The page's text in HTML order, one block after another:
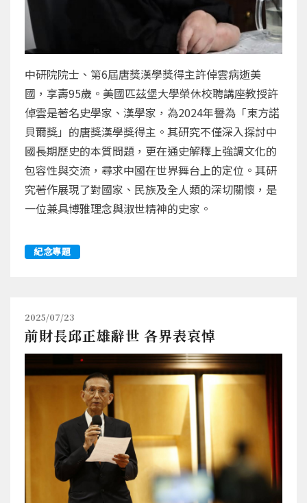
中研院院士、第6屆唐獎漢學獎得主許倬雲病逝美
國，享壽95歲。美國匹茲堡大學榮休校聘講座教授許
倬雲是著名史學家、漢學家，為2024年譽為「東方諾
貝爾獎」的唐獎漢學獎得主。其研究不僅深入探討中
國長期歷史的本質問題，更在通史解釋上強調文化的
包容性與交流，尋求中國在世界舞台上的定位。其研
究著作展現了對國家、民族及全人類的深切關懷，是
一位兼具博雅理念與淑世精神的史家。
紀念專題
2025/07/23
前財長邱正雄辭世 各界表哀悼